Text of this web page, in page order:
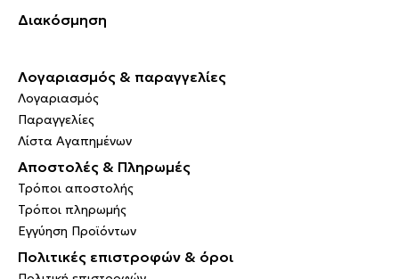
Διακόσμηση
Λογαριασμός & παραγγελίες
Λογαριασμός
Παραγγελίες
Λίστα Αγαπημένων
Αποστολές & Πληρωμές
Τρόποι αποστολής
Τρόποι πληρωμής
Εγγύηση Προϊόντων
Πολιτικές επιστροφών & όροι